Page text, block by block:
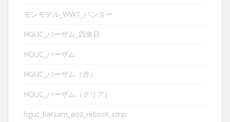
モンモデル_WWT_パンター
HGUC_バーザム_四体目
HGUC_バーザム
HGUC_バーザム（赤）
HGUC_バーザム（クリア）
hguc_barzam_aoz_reboot_cmp